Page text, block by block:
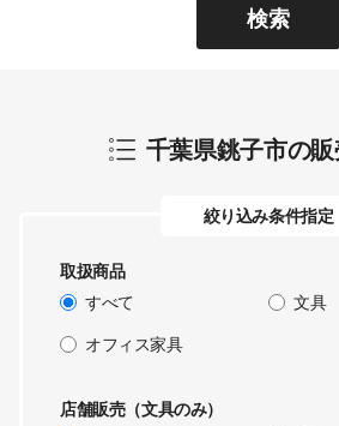
検索
千葉県銚子市の
絞り込み条件指定
取扱商品
すべて
文具
オフィス家具
店舗販売（文具のみ）